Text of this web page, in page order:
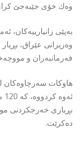
وەك خۆی جێبەجێ
بەپێی زانیارییەكان،
وەزیرانی عێراق،
فەرمانبەران و
هاوكات سەرچاوەكان
بڕیاری خەرجكردنی
دەكرێت.